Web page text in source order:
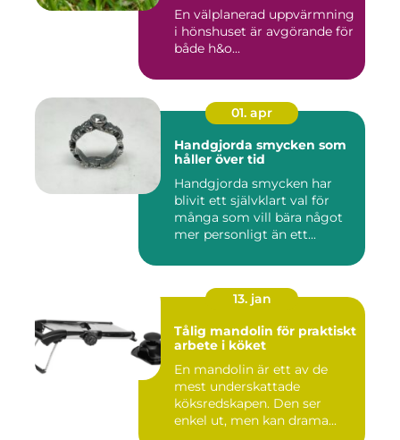
En välplanerad uppvärmning
i hönshuset är avgörande för
både h&o...
01. apr
Handgjorda smycken som
håller över tid
Handgjorda smycken har
blivit ett självklart val för
många som vill bära något
mer personligt än ett...
13. jan
Tålig mandolin för praktiskt
arbete i köket
En mandolin är ett av de
mest underskattade
köksredskapen. Den ser
enkel ut, men kan drama...